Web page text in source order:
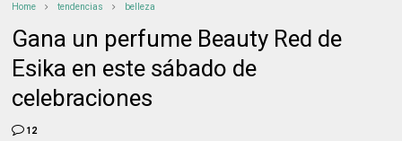
Home tendencias belleza
Gana un perfume Beauty Red de
Esika en este sábado de
celebraciones
12